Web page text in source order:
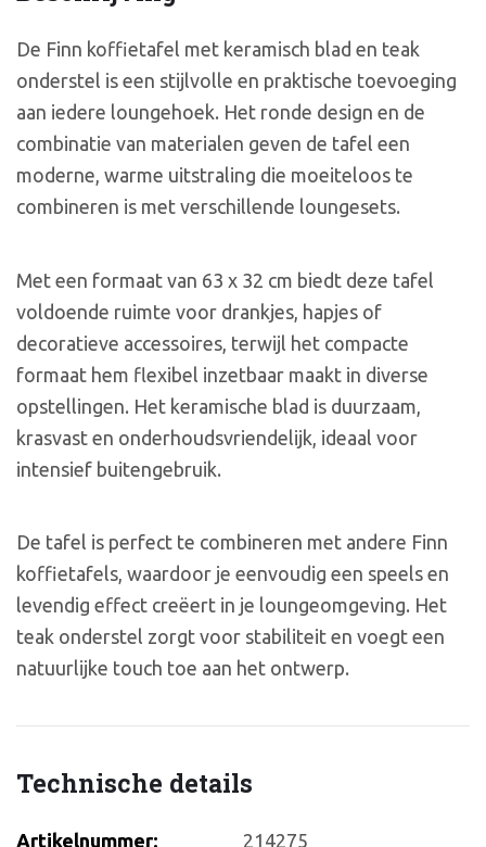
De Finn koffietafel met keramisch blad en teak
onderstel is een stijlvolle en praktische toevoeging
aan iedere loungehoek. Het ronde design en de
combinatie van materialen geven de tafel een
moderne, warme uitstraling die moeiteloos te
combineren is met verschillende loungesets.
Met een formaat van 63 x 32 cm biedt deze tafel
voldoende ruimte voor drankjes, hapjes of
decoratieve accessoires, terwijl het compacte
formaat hem flexibel inzetbaar maakt in diverse
opstellingen. Het keramische blad is duurzaam,
krasvast en onderhoudsvriendelijk, ideaal voor
intensief buitengebruik.
De tafel is perfect te combineren met andere Finn
koffietafels, waardoor je eenvoudig een speels en
levendig effect creëert in je loungeomgeving. Het
teak onderstel zorgt voor stabiliteit en voegt een
natuurlijke touch toe aan het ontwerp.
Technische details
Artikelnummer: 214275